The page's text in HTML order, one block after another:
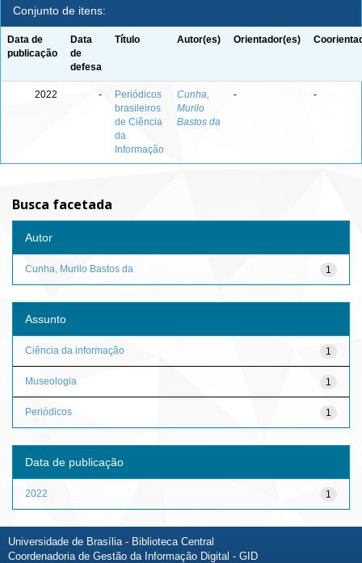
Conjunto de itens:
Data de
publicação
Data
de
defesa
Título Autor(es) Orientador(es)
2022 -
Periódicos
brasileiros
de Ciência
da
Informação
Cunha,
Murilo
Bastos da
- -
Busca facetada
Autor
1
Cunha, Murilo Bastos da
Assunto
1
Ciência da informação
1
Museologia
1
Periódicos
Data de publicação
1
2022
Universidade de Brasília - Biblioteca Central
Coordenadoria de Gestão da Informação Digital - GID